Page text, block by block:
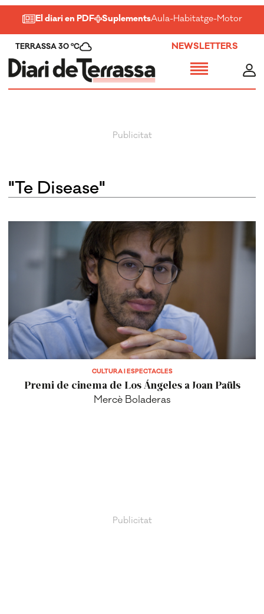
El diari en PDF SuplementsAula-Habitatge-Motor-
TERRASSA 30 ºC NEWSLETTERS
"Te Disease"
CULTURA I ESPECTACLES
Premi de cinema de Los Ángeles a Joan Paüls
Mercè Boladeras